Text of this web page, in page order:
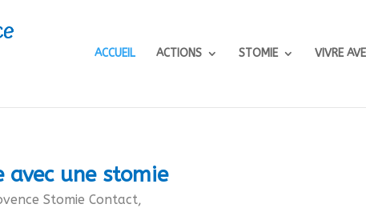
ACCUEIL ACTIONS STOMIE VIVRE
avec une stomie
Stomie Contact,